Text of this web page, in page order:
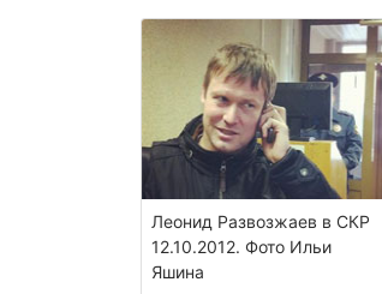
Леонид Развозжаев в СКР
12.10.2012. Фото Ильи
Яшина